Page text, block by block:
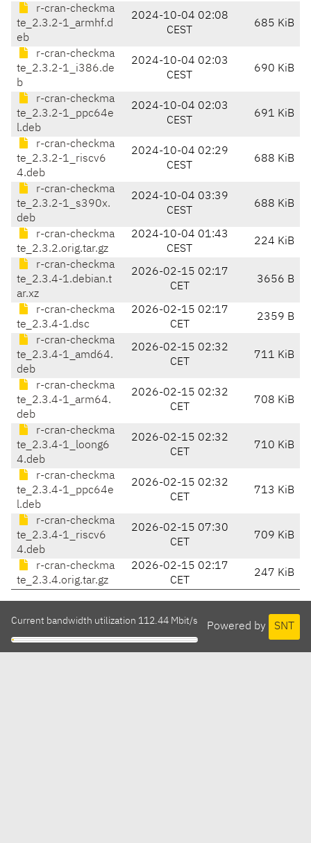
r-cran-checkma
te_2.3.2-1_armhf.d
eb
2024-10-04 02:08
CEST
685 KiB
r-cran-checkma
te_2.3.2-1_i386.de
b
2024-10-04 02:03
CEST
690 KiB
r-cran-checkma
te_2.3.2-1_ppc64e
l.deb
2024-10-04 02:03
CEST
691 KiB
r-cran-checkma
te_2.3.2-1_riscv6
4.deb
2024-10-04 02:29
CEST
688 KiB
r-cran-checkma
te_2.3.2-1_s390x.
deb
2024-10-04 03:39
CEST
688 KiB
r-cran-checkma
te_2.3.2.orig.tar.gz
2024-10-04 01:43
CEST
224 KiB
r-cran-checkma
te_2.3.4-1.debian.t
ar.xz
2026-02-15 02:17
CET
3656 B
r-cran-checkma
te_2.3.4-1.dsc
2026-02-15 02:17
CET
2359 B
r-cran-checkma
te_2.3.4-1_amd64.
deb
2026-02-15 02:32
CET
711 KiB
r-cran-checkma
te_2.3.4-1_arm64.
deb
2026-02-15 02:32
CET
708 KiB
r-cran-checkma
te_2.3.4-1_loong6
4.deb
2026-02-15 02:32
CET
710 KiB
r-cran-checkma
te_2.3.4-1_ppc64e
l.deb
2026-02-15 02:32
CET
713 KiB
r-cran-checkma
te_2.3.4-1_riscv6
4.deb
2026-02-15 07:30
CET
709 KiB
r-cran-checkma
te_2.3.4.orig.tar.gz
2026-02-15 02:17
CET
247 KiB
Powered by SNT
Current bandwidth utilization 112.44 Mbit/s